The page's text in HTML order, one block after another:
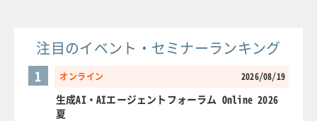
注目のイベント・セミナーランキング
オンライン 2026/08/19
1
生成AI・AIエージェントフォーラム Online 2026
夏